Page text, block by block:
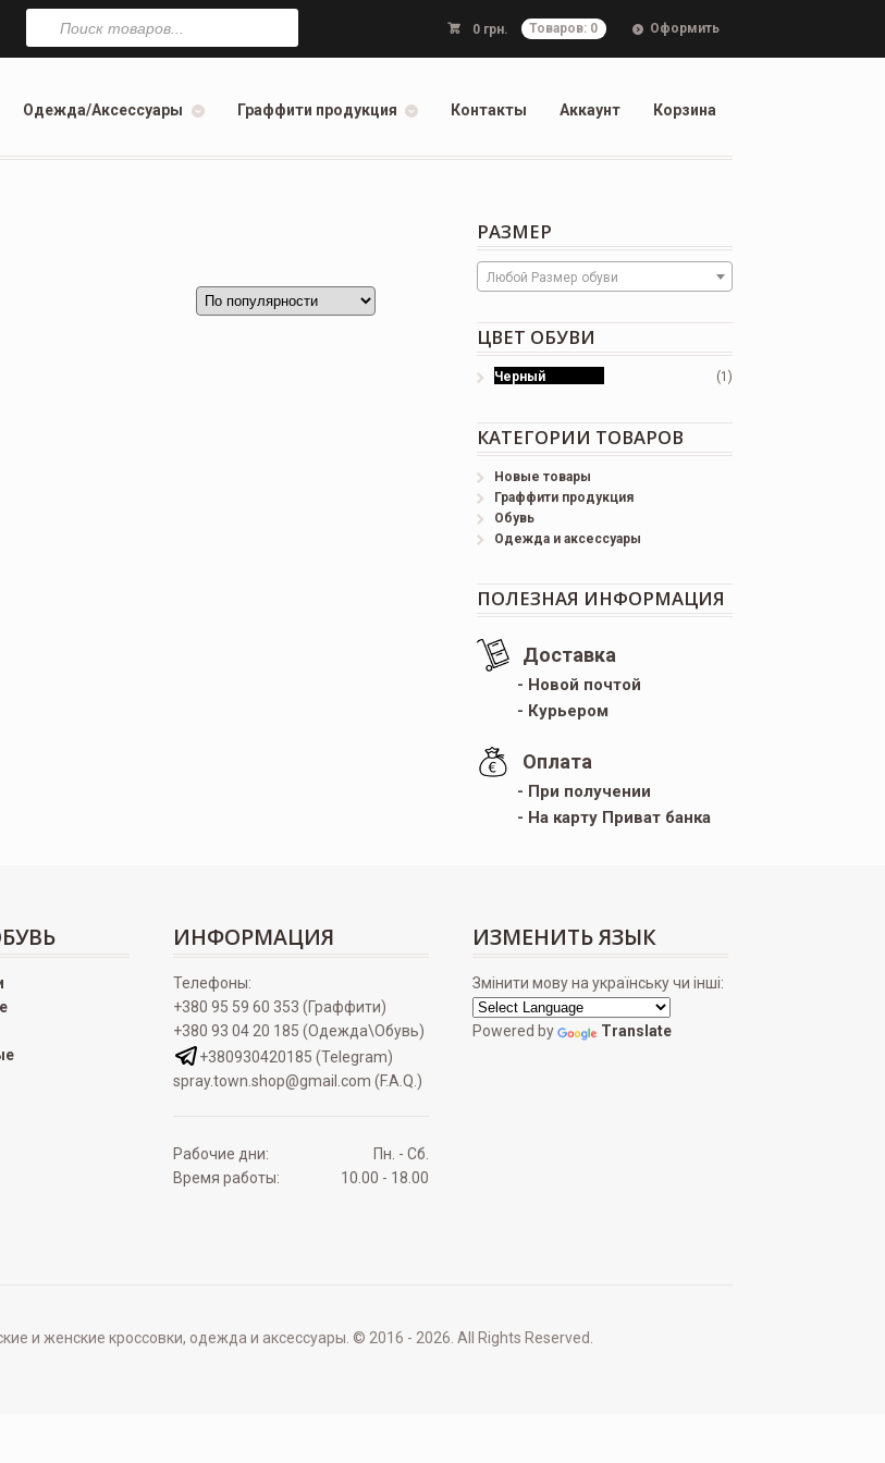
0 грн. Товаров: 0 Оформить
Поиск
товаров
Одежда/Аксессуары Граффити продукция Контакты Аккаунт Корзина
РАЗМЕР
Любой Размер обуви
ЦВЕТ ОБУВИ
Черный (1)
КАТЕГОРИИ ТОВАРОВ
Новые товары
Граффити продукция
Обувь
Одежда и аксессуары
ПОЛЕЗНАЯ ИНФОРМАЦИЯ
Доставка
- Новой почтой
- Курьером
Оплата
- При получении
- На карту Приват банка
ИНФОРМАЦИЯ
Телефоны:
+380 95 59 60 353 (Граффити)
+380 93 04 20 185 (Одежда\Обувь)
+380930420185 (Telegram)
spray.town.shop@gmail.com (F.A.Q.)
Рабочие дни:
Пн. - Сб.
Время работы:
10.00 - 18.00
ИЗМЕНИТЬ ЯЗЫК
Змінити мову на українську чи інші:
Powered by Translate
и женские кроссовки, одежда и аксессуары. © 2016 - 2026. All Rights Reserved.